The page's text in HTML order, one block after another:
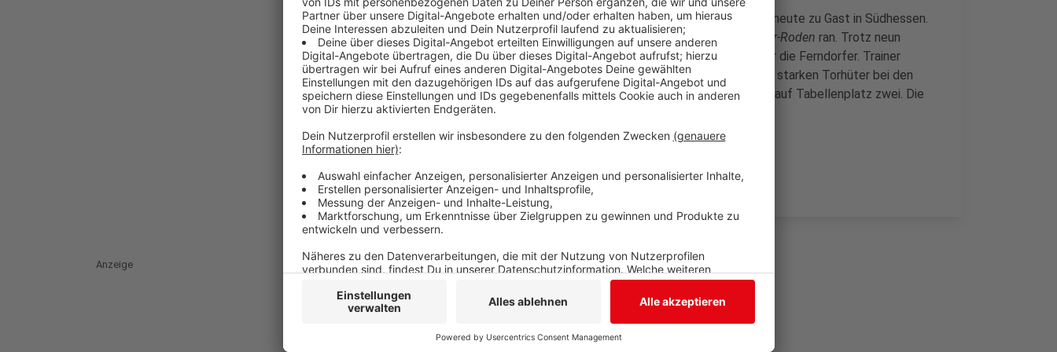
Und damit zum Sport: In der 3. Handball-Liga ist derTuS Ferndorf
heute zu Gast in Südhessen.
Um 19:30 Uhr müssen die Siegerländer bei derHSG Rodgau Nieder-Roden ran. Trotz neun
Punkten Vorsprungs in der Tabelle wird das Spiel nicht einfach für die Ferndorfer. Trainer
Robert Andersson warnt vor einer starken Abwehr und einem sehr starken Torhüter bei den
Jungs aus der Nähe von Frankfurt. DerTuS Ferndorf steht aktuell auf Tabellenplatz zwei. Die
Südhessen auf Platz fünf.
Anzeige